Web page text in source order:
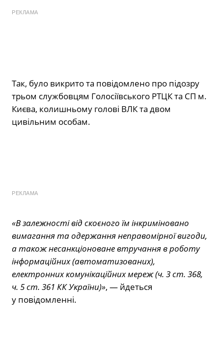
РЕКЛАМА
Так, було викрито та повідомлено про підозру
трьом службовцям Голосіївського РТЦК та СП м.
Києва, колишньому голові ВЛК та двом
цивільним особам.
РЕКЛАМА
«В залежності від скоєного їм інкриміновано
вимагання та одержання неправомірної вигоди,
а також несанкціоноване втручання в роботу
інформаційних (автоматизованих),
електронних комунікаційних мереж (ч. 3 ст. 368,
ч. 5 ст. 361 КК України)», — йдеться
у повідомленні.